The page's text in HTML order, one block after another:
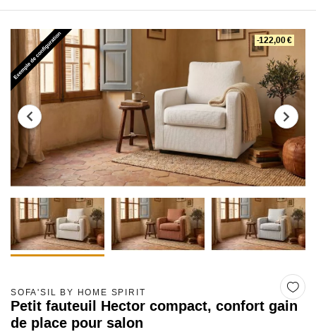
-122,00 €
SOFA'SIL BY HOME SPIRIT
Petit fauteuil Hector compact, confort gain
de place pour salon